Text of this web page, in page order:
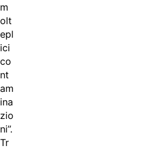
m
olt
epl
ici
co
nt
am
ina
zio
ni”.
Tr